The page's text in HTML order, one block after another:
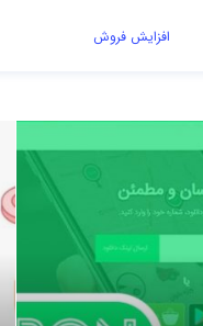
افزایش فروش